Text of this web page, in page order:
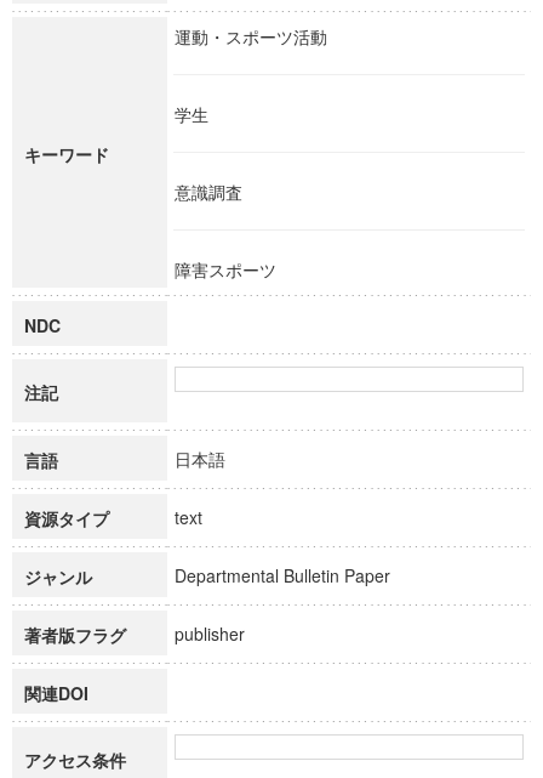
キーワード
運動・スポーツ活動
学生
意識調査
障害スポーツ
NDC
注記
言語 日本語
資源タイプ text
ジャンル Departmental Bulletin Paper
著者版フラグ publisher
関連DOI
アクセス条件